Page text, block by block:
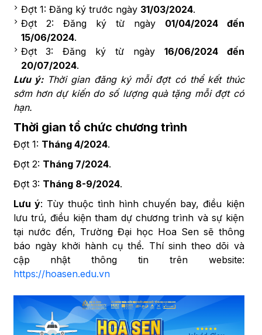
Đợt 1: Đăng ký trước ngày 31/03/2024.
Đợt 2: Đăng ký từ ngày 01/04/2024 đến
15/06/2024.
Đợt 3: Đăng ký từ ngày 16/06/2024 đến
20/07/2024.
Lưu ý:Thời gian đăng ký mỗi đợt có thể kết thúc
sớm hơn dự kiến do số lượng quà tặng mỗi đợt có
hạn.
Thời gian tổ chức chương trình
Đợt 1: Tháng 4/2024.
Đợt 2: Tháng 7/2024.
Đợt 3: Tháng 8-9/2024.
Lưu ý: Tùy thuộc tình hình chuyến bay, điều kiện
lưu trú, điều kiện tham dự chương trình và sự kiện
tại nước đến, Trường Đại học Hoa Sen sẽ thông
báo ngày khởi hành cụ thể. Thí sinh theo dõi và
cập nhật thông tin trên website:
https://hoasen.edu.vn